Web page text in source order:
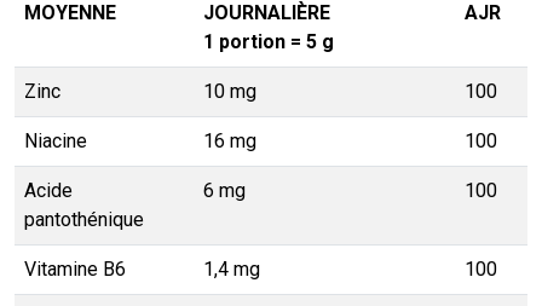
MOYENNE
JOURNALIÈRE
1 portion = 5 g
AJR
Zinc 10 mg 100
Niacine 16 mg 100
Acide
pantothénique
6 mg 100
Vitamine B6 1,4 mg 100